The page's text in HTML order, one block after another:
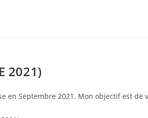
2021)
en Septembre 2021. Mon objectif est